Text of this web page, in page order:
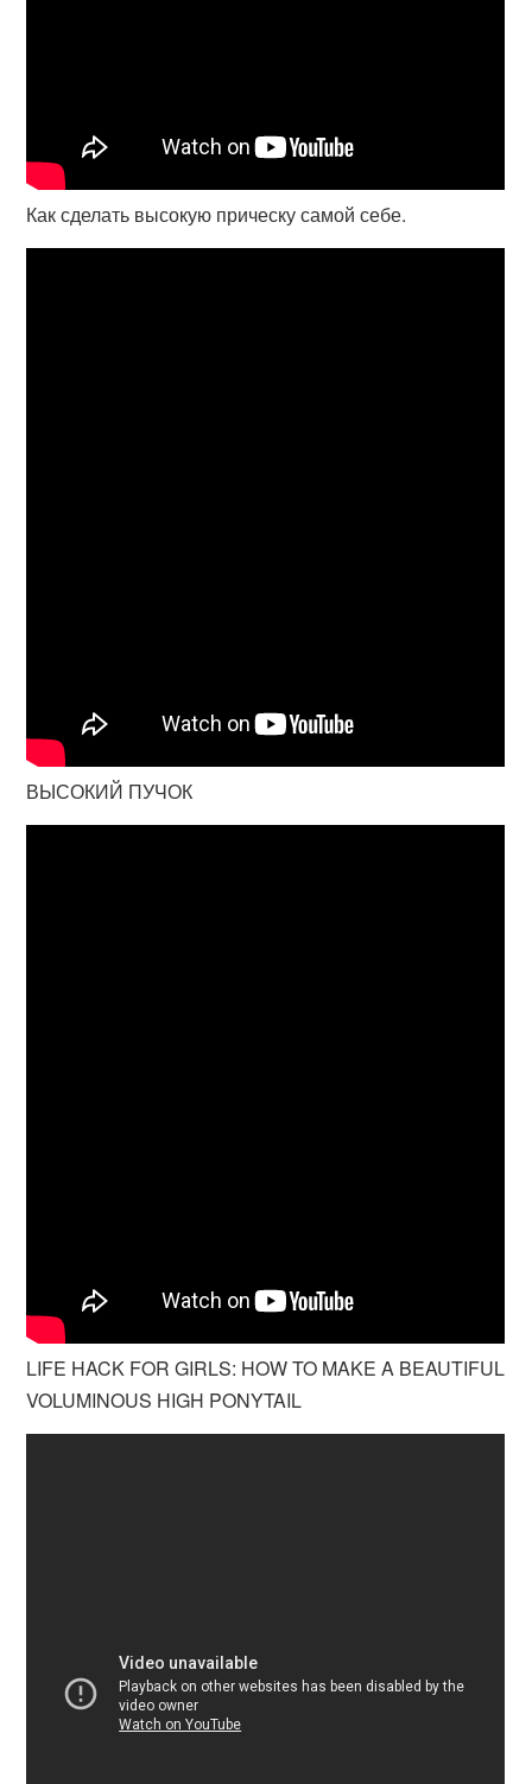
Как сделать высокую прическу самой себе.
ВЫСОКИЙ ПУЧОК
LIFE HACK FOR GIRLS: HOW TO MAKE A BEAUTIFUL
VOLUMINOUS HIGH PONYTAIL